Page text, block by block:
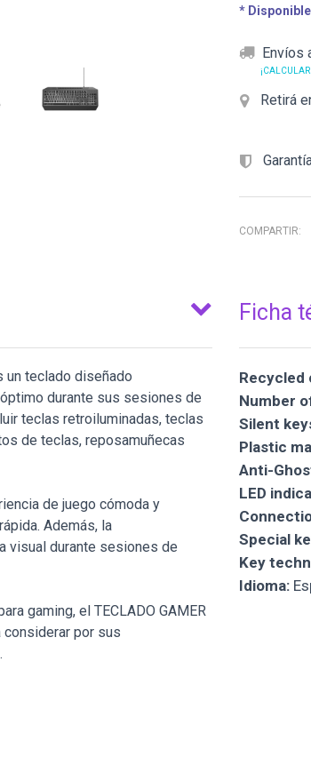
*
Envíos
Retirá
COMPARTIR:
un teclado diseñado
durante sus sesiones de
teclas retroiluminadas, teclas
de teclas, reposamuñecas
de juego cómoda y
Además, la
visual durante sesiones de
gaming, el TECLADO GAMER
considerar por sus
Ficha
Recycled
Number
Silent
Plastic
Anti-
LED
Special
Key
Idioma: